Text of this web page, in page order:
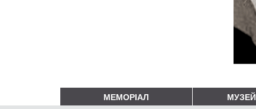
МЕМОРІАЛ МУЗЕЙ